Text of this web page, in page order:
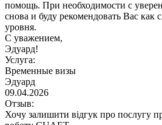
помощь. При необходимости с
снова и буду рекомендовать Вас как
уровня.
С уважением,
Эдуард!
Услуга:
Временные визы
Эдуард
09.04.2026
Отзыв:
Хочу залишити відгук про послугу